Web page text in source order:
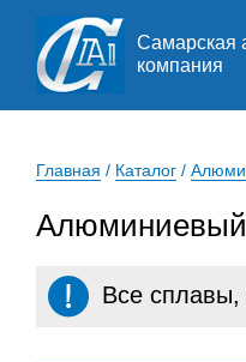
Самарская
компания
Главная / Каталог /
Все сплавы,